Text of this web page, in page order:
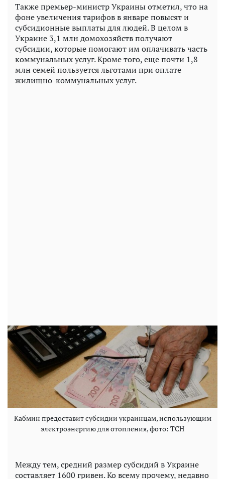
Также премьер-министр Украины отметил, что на
фоне увеличения тарифов в январе повысят и
субсидионные выплаты для людей. В целом в
Украине 3,1 млн домохозяйств получают
субсидии, которые помогают им оплачивать часть
коммунальных услуг. Кроме того, еще почти 1,8
млн семей пользуется льготами при оплате
жилищно-коммунальных услуг.
Кабмин предоставит субсидии украинцам, использующим
электроэнергию для отопления, фото: ТСН
Между тем, средний размер субсидий в Украине
составляет 1600 гривен. Ко всему прочему, недавно